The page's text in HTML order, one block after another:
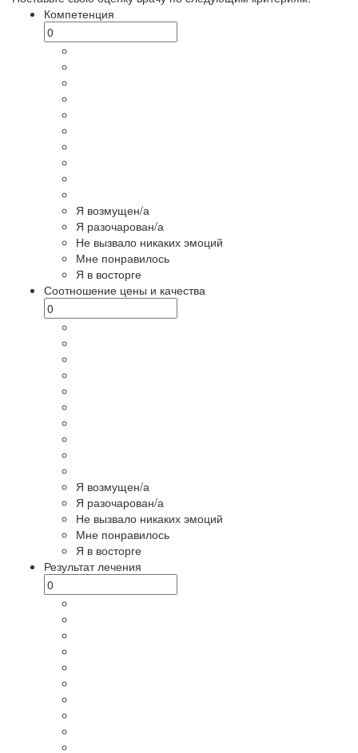
Компетенция
Я возмущен/а
Я разочарован/а
Не вызвало никаких эмоций
Мне понравилось
Я в восторге
Соотношение цены и качества
Я возмущен/а
Я разочарован/а
Не вызвало никаких эмоций
Мне понравилось
Я в восторге
Результат лечения